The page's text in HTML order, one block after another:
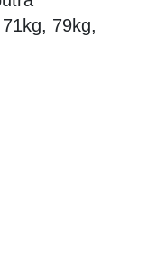
79kg,